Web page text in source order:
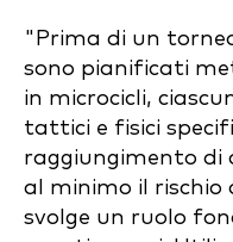
"Prima di un
sono pianificati
in microcicli,
tattici e fisici
raggiungimento di
al minimo il
svolge un ruolo